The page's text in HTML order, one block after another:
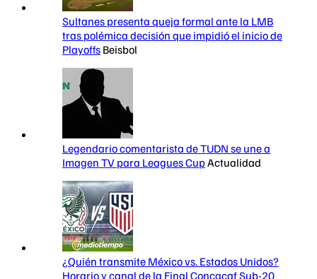
Sultanes presenta queja formal ante la LMB
tras polémica decisión que impidió el inicio de
Playoffs Beisbol
Legendario comentarista de TUDN se une a
Imagen TV para Leagues CupActualidad
¿Quién transmite México vs. Estados Unidos?
Horario y canal de la Final Concacaf Sub-20